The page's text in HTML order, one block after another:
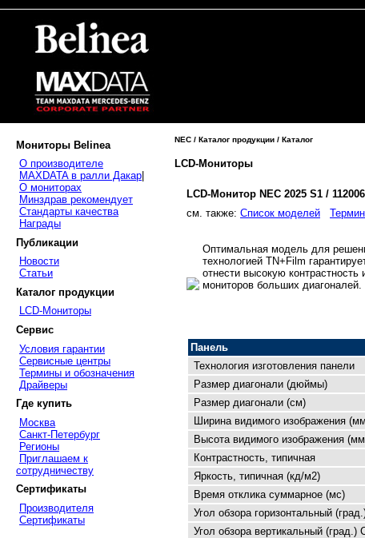
Мониторы Belinea
О производителе
MAXDATA в ралли Дакар
О мониторах
Минздрав рекомендует
Стандарты качества
Награды
Публикации
Новости
Статьи
Каталог продукции
LCD-Мониторы
Сервис
Условия гарантии
Сервисные центры
Термины и обозначения
Драйверы
Где купить
Москва
Санкт-Петербург
Регионы
Приглашаем к
сотрудничеству
Сертификаты
Производителя
Сертификаты
NEC / Каталог продукции / Каталог
LCD-Мониторы
LCD-Монитор NEC 2025 S1 /
cм. также: Список моделей
Оптимальная модель для
технологией TN+Film
отнести высокую
мониторов больших диагоналей.
Панель
Технология изготовления панели
Размер диагонали (дюймы)
Размер диагонали (см)
Ширина видимого изображения
Высота видимого изображения
Контрастность, типичная
Яркость, типичная (кд/м2)
Время отклика суммарное (мс)
Угол обзора горизонтальный
Угол обзора вертикальный (град.)